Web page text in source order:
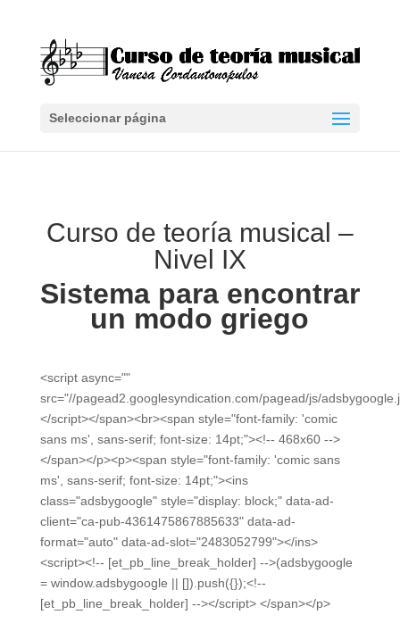
Seleccionar página
Curso de teoría musical –
Nivel IX
Sistema para encontrar
un modo griego
<script async=""
src="//pagead2.googlesyndication.com/pagead/js/
</script></span><br><span style="font-family: 'comic
sans ms', sans-serif; font-size: 14pt;"><!-- 468x60 -->
</span></p><p><span style="font-family: 'comic sans
ms', sans-serif; font-size: 14pt;"><ins
class="adsbygoogle" style="display: block;" data-ad-
client="ca-pub-4361475867885633" data-ad-
format="auto" data-ad-slot="2483052799"></ins>
<script><!-- [et_pb_line_break_holder] -->(adsbygoogle
= window.adsbygoogle || []).push({});<!--
[et_pb_line_break_holder] --></script> </span></p>